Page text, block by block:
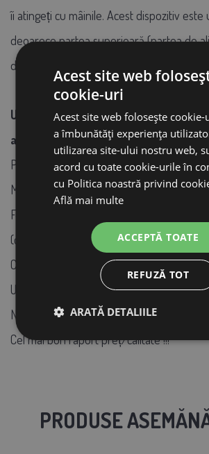
îi atingeți cu mâinile. Acest dispozitiv este
deoarece partea superioară (partea de
detașabilă.
Ucide rapid și inofensiv (fără
animale).
Potrivit atât pentru șoareci, cât și pentru
Mod igienic de a ucide dăunătorii
Funcționează cu baterii (nu sunt incluse)
(cablul USB nu este inclus)
Cu indicator luminos LED
Ușor de curățat
Nu este potrivit pentru utilizare în exterior
Cel mai bun raport preț/calitate !!!
PRODUSE
Acest site web
cookie-uri
Acest site web folosește
a îmbunătăți experiența
utilizarea site-ului nostru web,
acord cu toate cookie-urile în
cu Politica noastră privind
Află mai multe
ACCEPTĂ TOATE
REFUZĂ TOT
ARATĂ DETALIILE